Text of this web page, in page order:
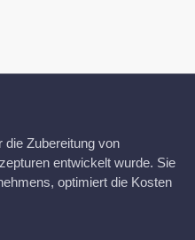
die Zubereitung von
entwickelt wurde. Sie
optimiert die Kosten